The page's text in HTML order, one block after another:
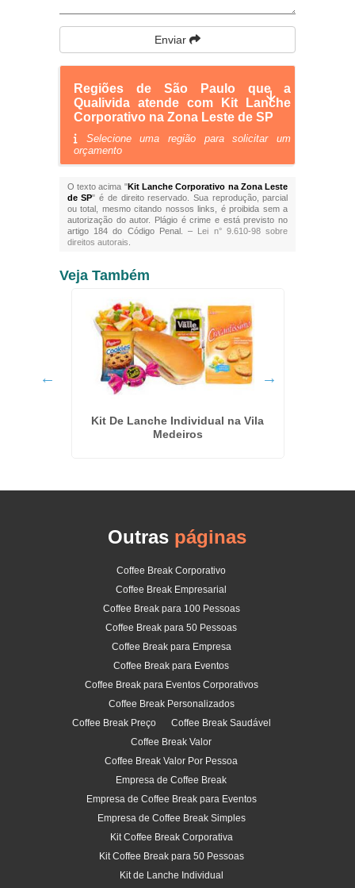
Enviar
Regiões de São Paulo que a
Qualivida atende com Kit Lanche
Corporativo na Zona Leste de SP
Selecione uma região para solicitar um
orçamento
O texto acima "Kit Lanche Corporativo na Zona Leste
de SP" é de direito reservado. Sua reprodução, parcial
ou total, mesmo citando nossos links, é proibida sem a
autorização do autor. Plágio é crime e está previsto no
artigo 184 do Código Penal. – Lei n° 9.610-98 sobre
direitos autorais
Veja Também
Kit De Lanche Individual na Vila
Medeiros
Outras páginas
Coffee Break Corporativo
Coffee Break Empresarial
Coffee Break para 100 Pessoas
Coffee Break para 50 Pessoas
Coffee Break para Empresa
Coffee Break para Eventos
Coffee Break para Eventos Corporativos
Coffee Break Personalizados
Coffee Break Preço
Coffee Break Saudável
Coffee Break Valor
Coffee Break Valor Por Pessoa
Empresa de Coffee Break
Empresa de Coffee Break para Eventos
Empresa de Coffee Break Simples
Kit Coffee Break Corporativa
Kit Coffee Break para 50 Pessoas
Kit de Lanche Individual